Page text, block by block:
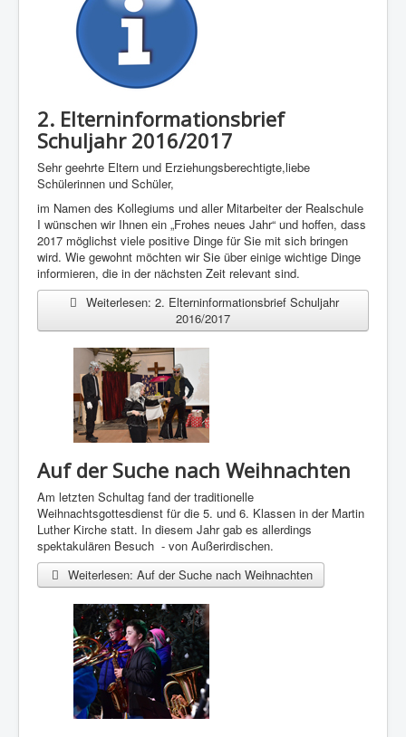
2. Elterninformationsbrief
Schuljahr 2016/2017
Sehr geehrte Eltern und Erziehungsberechtigte,liebe
Schülerinnen und Schüler,
im Namen des Kollegiums und aller Mitarbeiter der Realschule
I wünschen wir Ihnen ein „Frohes neues Jahr“ und hoffen, dass
2017 möglichst viele positive Dinge für Sie mit sich bringen
wird. Wie gewohnt möchten wir Sie über einige wichtige Dinge
informieren, die in der nächsten Zeit relevant sind.
Weiterlesen: 2. Elterninformationsbrief Schuljahr
2016/2017
Auf der Suche nach Weihnachten
Am letzten Schultag fand der traditionelle
Weihnachtsgottesdienst für die 5. und 6. Klassen in der Martin
Luther Kirche statt. In diesem Jahr gab es allerdings
spektakulären Besuch - von Außerirdischen.
Weiterlesen: Auf der Suche nach Weihnachten